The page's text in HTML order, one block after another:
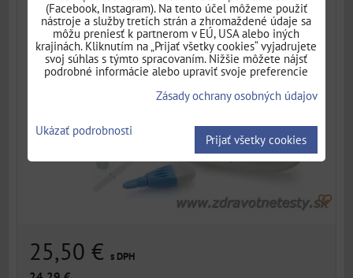
25,50 € s DPH
(Facebook, Instagram). Na tento účel môžeme použiť
nástroje a služby tretích strán a zhromaždené údaje sa
môžu preniesť k partnerom v EÚ, USA alebo iných
krajinách. Kliknutím na „Prijať všetky cookies“ vyjadrujete
svoj súhlas s týmto spracovaním. Nižšie môžete nájsť
podrobné informácie alebo upraviť svoje preferencie
Zásady ochrany osobných údajov
Ukázať podrobnosti
Prijať všetky cookies